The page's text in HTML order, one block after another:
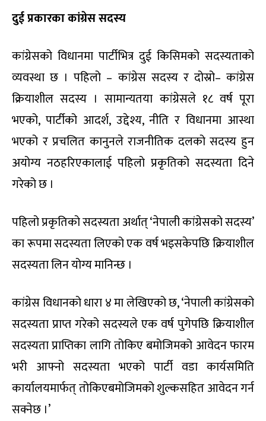
दुई प्रकारका कांग्रेस सदस्य
कांग्रेसको विधानमा पार्टीभित्र दुई किसिमको सदस्यताको
व्यवस्था छ । पहिलो – कांग्रेस सदस्य र दोस्रो– कांग्रेस
क्रियाशील सदस्य । सामान्यतया कांग्रेसले १८ वर्ष पूरा
भएको, पार्टीको आदर्श, उद्देश्य, नीति र विधानमा आस्था
भएको र प्रचलित कानुनले राजनीतिक दलको सदस्य हुन
अयोग्य नठहरिएकालाई पहिलो प्रकृतिको सदस्यता दिने
गरेको छ ।
पहिलो प्रकृतिको सदस्यता अर्थात् ‘नेपाली कांग्रेसको सदस्य’
का रूपमा सदस्यता लिएको एक वर्ष भइसकेपछि क्रियाशील
सदस्यता लिन योग्य मानिन्छ ।
कांग्रेस विधानको धारा ४ मा लेखिएको छ, ‘नेपाली कांग्रेसको
सदस्यता प्राप्त गरेको सदस्यले एक वर्ष पुगेपछि क्रियाशील
सदस्यता प्राप्तिका लागि तोकिए बमोजिमको आवेदन फारम
भरी आफ्नो सदस्यता भएको पार्टी वडा कार्यसमिति
कार्यालयमार्फत् तोकिएबमोजिमको शुल्कसहित आवेदन गर्न
सक्नेछ ।’